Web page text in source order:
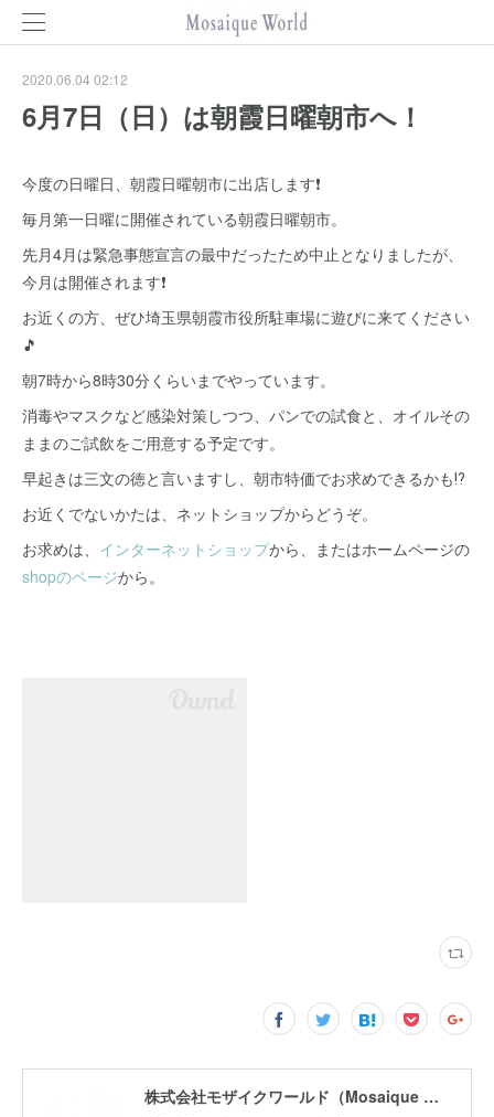
2020.06.04 02:12
6月7日（日）は朝霞日曜朝市へ！
今度の日曜日、朝霞日曜朝市に出店します❗
毎月第一日曜に開催されている朝霞日曜朝市。
先月4月は緊急事態宣言の最中だったため中止となりましたが、
今月は開催されます❗
お近くの方、ぜひ埼玉県朝霞市役所駐車場に遊びに来てください
🎵
朝7時から8時30分くらいまでやっています。
消毒やマスクなど感染対策しつつ、パンでの試食と、オイルその
ままのご試飲をご用意する予定です。
早起きは三文の徳と言いますし、朝市特価でお求めできるかも⁉️
お近くでないかたは、ネットショップからどうぞ。
お求めは、 インターネットショップから、またはホームページの
shopのページから。
株式会社モザイクワールド（Mosaique World Co.,Ltd)